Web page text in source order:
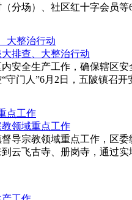
分场）、社区红十字会员等
大整治行动
安全生产工作，确保辖区
门人”6月2日，五陂镇召开
点工作
导宗教领域重点工作，区
云飞古寺、册岗寺，通过